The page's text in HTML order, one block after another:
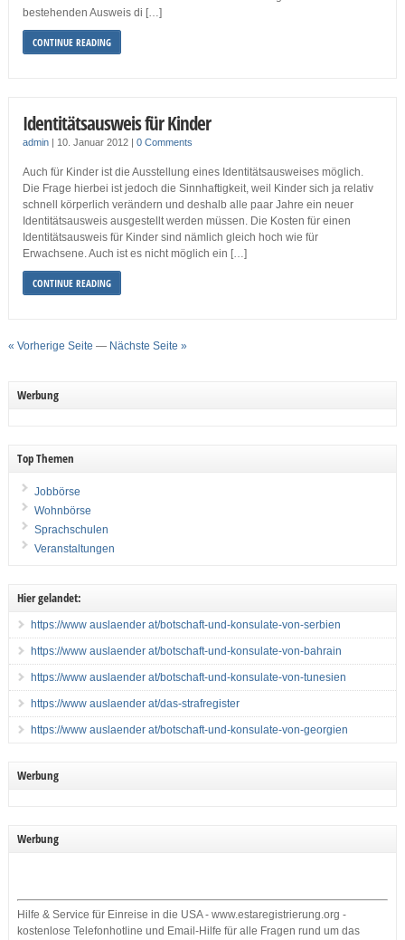
bestehenden Ausweis di […]
CONTINUE READING
Identitätsausweis für Kinder
admin| 10. Januar 2012 | 0 Comments
Auch für Kinder ist die Ausstellung eines Identitätsausweises möglich.
Die Frage hierbei ist jedoch die Sinnhaftigkeit, weil Kinder sich ja relativ
schnell körperlich verändern und deshalb alle paar Jahre ein neuer
Identitätsausweis ausgestellt werden müssen. Die Kosten für einen
Identitätsausweis für Kinder sind nämlich gleich hoch wie für
Erwachsene. Auch ist es nicht möglich ein […]
CONTINUE READING
« Vorherige Seite — Nächste Seite »
Werbung
Top Themen
Jobbörse
Wohnbörse
Sprachschulen
Veranstaltungen
Hier gelandet:
https://www auslaender at/botschaft-und-konsulate-von-serbien
https://www auslaender at/botschaft-und-konsulate-von-bahrain
https://www auslaender at/botschaft-und-konsulate-von-tunesien
https://www auslaender at/das-strafregister
https://www auslaender at/botschaft-und-konsulate-von-georgien
Werbung
Werbung
Hilfe & Service für Einreise in die USA - www.estaregistrierung.org -
kostenlose Telefonhotline und Email-Hilfe für alle Fragen rund um das